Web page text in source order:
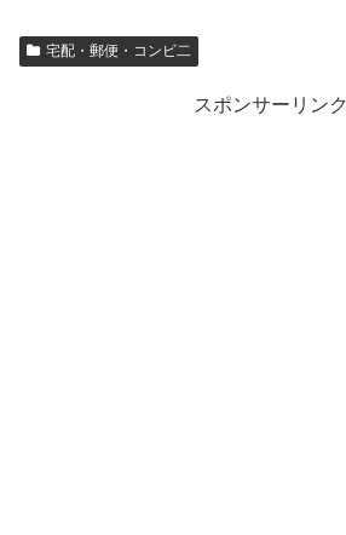
宅配・郵便・コンビ二
スポンサーリンク